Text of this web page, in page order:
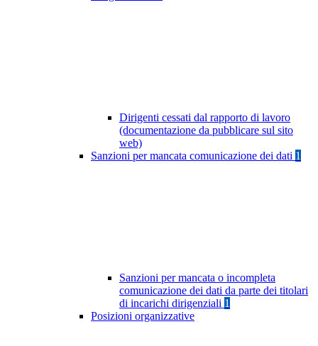
Dirigenti cessati dal rapporto di lavoro
(documentazione da pubblicare sul sito
web)
Sanzioni per mancata comunicazione dei dati 1
Sanzioni per mancata o incompleta
comunicazione dei dati da parte dei titolari
di incarichi dirigenziali 1
Posizioni organizzative